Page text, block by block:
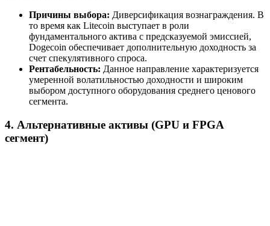
Причины выбора: Диверсификация вознаграждения. В
то время как Litecoin выступает в роли
фундаментального актива с предсказуемой эмиссией,
Dogecoin обеспечивает дополнительную доходность за
счет спекулятивного спроса.
Рентабельность: Данное направление характеризуется
умеренной волатильностью доходности и широким
выбором доступного оборудования среднего ценового
сегмента.
4. Альтернативные активы (GPU и FPGA
сегмент)